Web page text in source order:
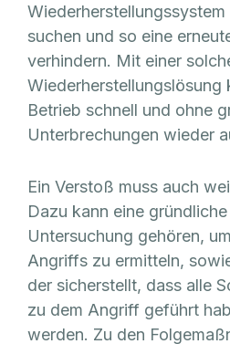
suchen und so eine
verhindern. Mit einer
Wiederherstellungslösung
Betrieb schnell und ohne
Unterbrechungen wieder
Ein Verstoß muss auch
Dazu kann eine
Untersuchung gehören,
Angriffs zu ermitteln,
der sicherstellt, dass alle
zu dem Angriff geführt
werden. Zu den